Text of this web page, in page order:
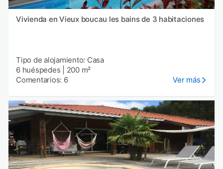
Vivienda en Vieux boucau les bains de 3 habitaciones
Tipo de alojamiento: Casa
6 huéspedes
200 m²
Comentarios: 6
Ver más